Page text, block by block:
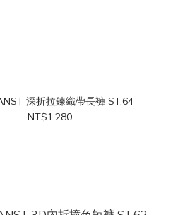
深折拉鍊織帶長褲 ST.64
NT$1,280